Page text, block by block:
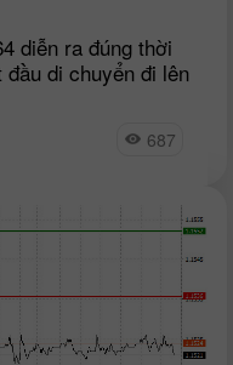
diễn ra đúng thời
di chuyển đi lên
687